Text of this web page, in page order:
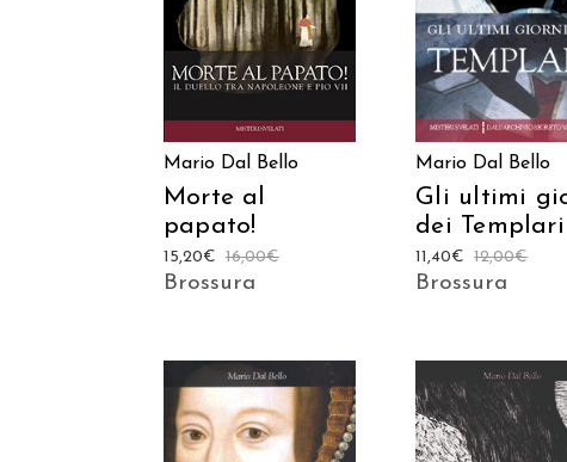
CARRELLO
Mario Dal Bello
Morte al
papato!
16,00€
15,20€
Brossura
CARRELLO
Mario Dal Bello
Gli ultimi
dei Templari
12,00€
11,40€
Brossura